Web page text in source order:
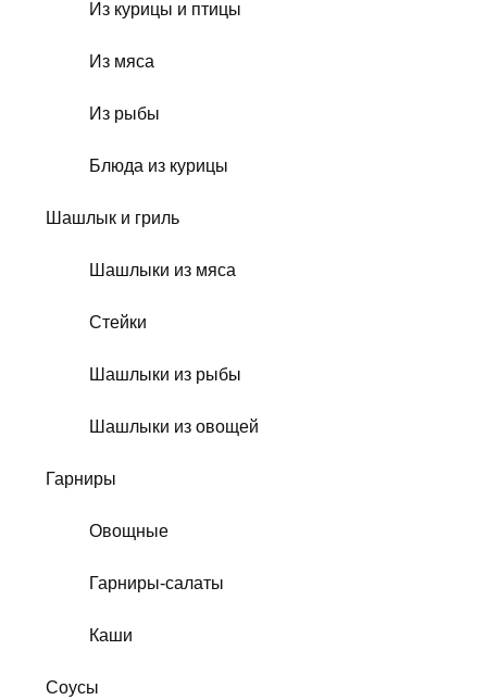
Из курицы и птицы
Из мяса
Из рыбы
Блюда из курицы
Шашлык и гриль
Шашлыки из мяса
Стейки
Шашлыки из рыбы
Шашлыки из овощей
Гарниры
Овощные
Гарниры-салаты
Каши
Соусы